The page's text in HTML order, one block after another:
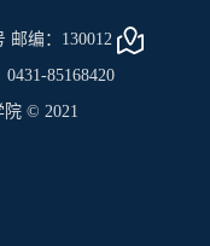
邮编：130012
85168420
© 2021